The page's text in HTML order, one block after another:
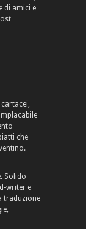
di amici e
che
Solido
writer e
traduzione